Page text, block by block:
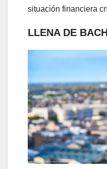
situación financiera
LLENA DE